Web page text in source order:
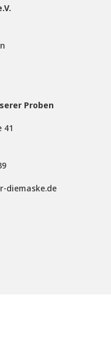
Proben
41
diemaske.de